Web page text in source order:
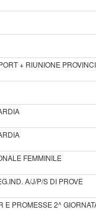
+ RIUNIONE PROVINCI
FEMMINILE
A/J/P/S DI PROVE
E PROMESSE 2^